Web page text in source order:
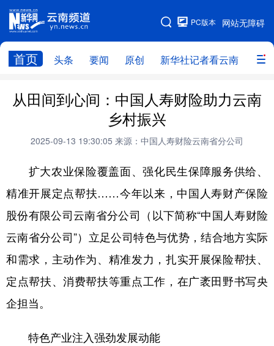
网站无障碍
PC版本
首页 头条 要闻 原创 新华社记者看云南 政务
网站地图
头条 云南要闻 本网原创
政务
廉政 云南省领导报道集 旅游
教育
州市
社会
图片
经济 服务 云南故事
云南青年说 趣看文物
从田间到心间：中国人寿财险助力云南
乡村振兴
2025-09-13 19:30:05 来源：中国人寿财险云南省分公司
扩大农业保险覆盖面、强化民生保障服务供给、
精准开展定点帮扶……今年以来，中国人寿财产保险
股份有限公司云南省分公司（以下简称“中国人寿财险
云南省分公司”）立足公司特色与优势，结合地方实际
和需求，主动作为、精准发力，扎实开展保险帮扶、
定点帮扶、消费帮扶等重点工作，在广袤田野书写央
企担当。
特色产业注入强劲发展动能